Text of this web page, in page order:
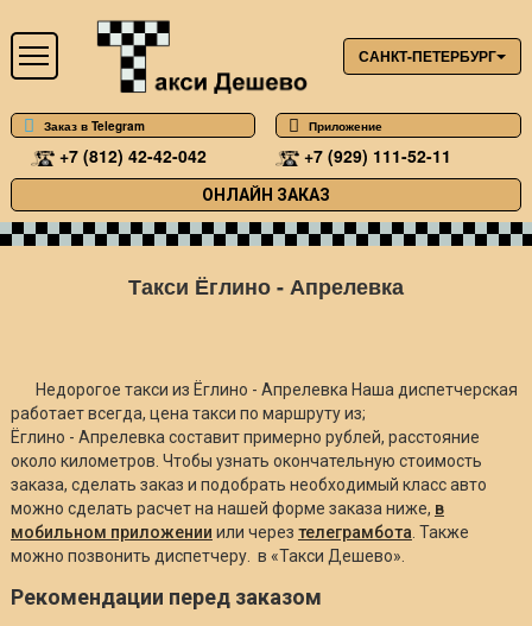
САНКТ-ПЕТЕРБУРГ
Заказ в Telegram Приложение
+7 (812) 42-42-042 +7 (929) 111-52-11
ОНЛАЙН ЗАКАЗ
Такси Ёглино - Апрелевка
Недорогое такси из Ёглино - Апрелевка Наша диспетчерская
работает всегда, цена такси по маршруту из;
Ёглино - Апрелевка составит примерно рублей, расстояние
около километров. Чтобы узнать окончательную стоимость
заказа, сделать заказ и подобрать необходимый класс авто
можно сделать расчет на нашей форме заказа ниже, в
мобильном приложении или через телеграмбота . Также
можно позвонить диспетчеру. в «Такси Дешево».
Рекомендации перед заказом